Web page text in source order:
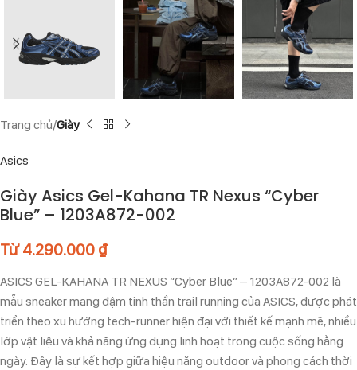
Trang chủ Giày
Asics
Giày Asics Gel-Kahana TR Nexus “Cyber
Blue” – 1203A872-002
Từ4.290.000 ₫
ASICS GEL-KAHANA TR NEXUS “Cyber Blue” – 1203A872-002 là
mẫu sneaker mang đậm tinh thần trail running của ASICS, được phát
triển theo xu hướng tech-runner hiện đại với thiết kế mạnh mẽ, nhiều
lớp vật liệu và khả năng ứng dụng linh hoạt trong cuộc sống hằng
ngày. Đây là sự kết hợp giữa hiệu năng outdoor và phong cách thời